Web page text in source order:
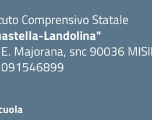
Comprensivo Statale
Landolina"
Majorana, snc 90036